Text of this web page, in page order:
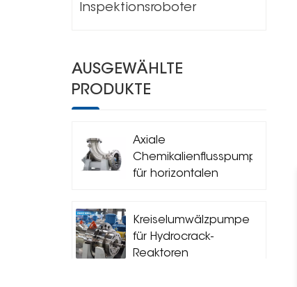
Inspektionsroboter
AUSGEWÄHLTE
PRODUKTE
Axiale
Chemikalienflusspumpe
für horizontalen
Kreiselumwälzpumpe
für Hydrocrack-
Reaktoren